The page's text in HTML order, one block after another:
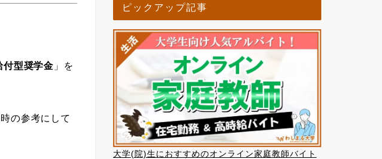
付型奨学金 」を
の参考にして
ピックアップ記事
大学(院)生におすすめのオンライン家庭教師バイト